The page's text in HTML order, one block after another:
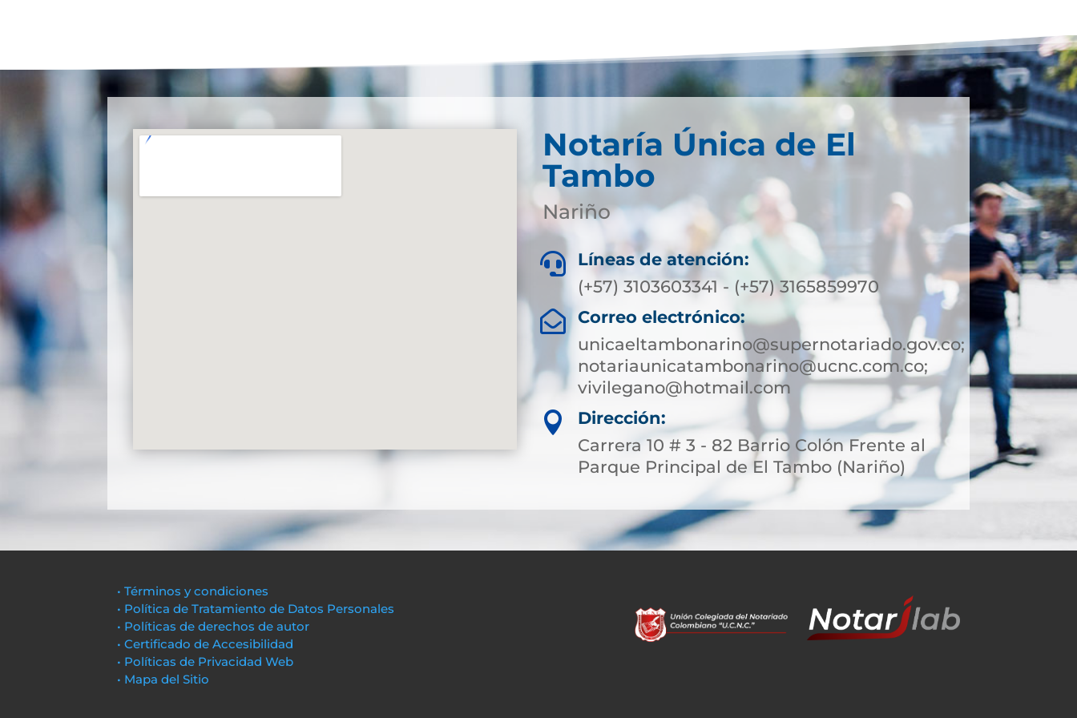
Notaría Única de El
Tambo
Nariño

Líneas de atención:
(+57) 3103603341 - (+57) 3165859970

Correo electrónico:
unicaeltambonarino@supernotariado.gov.co;
notariaunicatambonarino@ucnc.com.co;
vivilegano@hotmail.com

Dirección:
Carrera 10 # 3 - 82 Barrio Colón Frente al
Parque Principal de El Tambo (Nariño)
• Términos y condiciones
• Política de Tratamiento de Datos Personales
• Políticas de derechos de autor
• Certificado de Accesibilidad
• Políticas de Privacidad Web
• Mapa del Sitio